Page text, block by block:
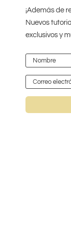
¡Además de
Nuevos
exclusivos y